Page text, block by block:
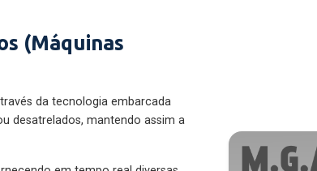
(Máquinas
da tecnologia embarcada
desatrelados, mantendo assim a
em tempo real diversas